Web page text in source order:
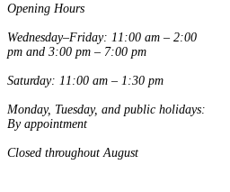
Opening Hours
Wednesday–Friday: 11:00 am – 2:00
pm and 3:00 pm – 7:00 pm
Saturday: 11:00 am – 1:30 pm
Monday, Tuesday, and public holidays:
By appointment
Closed throughout August